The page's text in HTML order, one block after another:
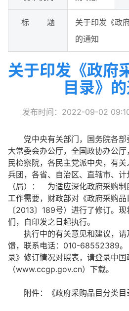
标 题
关于印发《政
的通知
关于印发《政府
目录》
发布时间：2022-09-02
党中央有关部门，国务院各部
大常委会办公厅，全国政协办公
民检察院，各民主党派中央，有
兵团，各省、自治区、直辖市、
（局）： 为适应深化政府采购
工作需要，财政部对《政府采购
〔2013〕189号）进行了修订。
们，自印发之日起执行。
执行中的有关意见和建议，请
馈，联系电话：010-68552389。
录》修订情况对照表，请登录中国
（www.ccgp.gov.cn）下载。
附件：《政府采购品目分类目